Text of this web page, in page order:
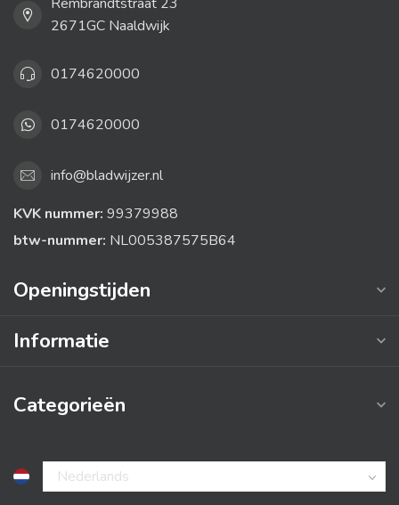
2671GC Naaldwijk
0174620000
0174620000
info@bladwijzer.nl
KVK nummer: 99379988
btw-nummer: NL005387575B64
Openingstijden
Informatie
Categorieën